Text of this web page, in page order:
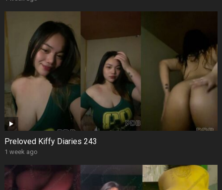
Preloved Kiffy Diaries 243
1 week ago